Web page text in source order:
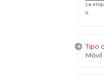
La
9.
Tipo
Móvil